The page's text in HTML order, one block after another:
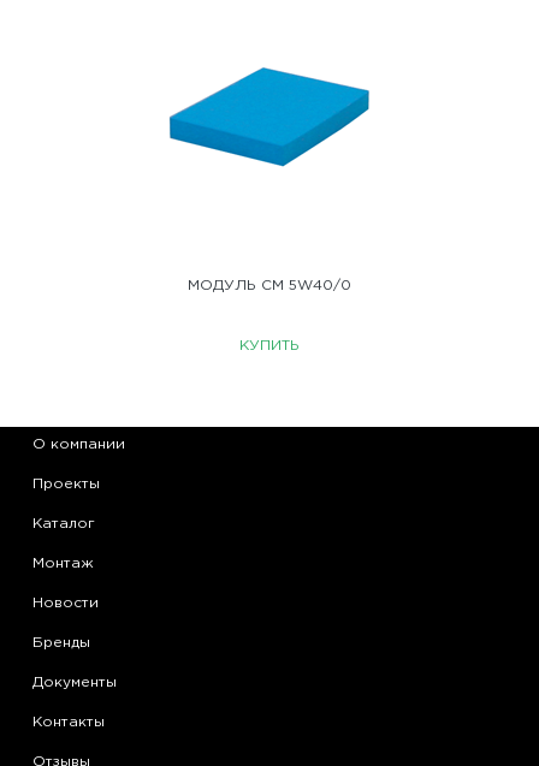
МОДУЛЬ CM 5W40/0
КУПИТЬ
О компании
Проекты
Каталог
Монтаж
Новости
Бренды
Документы
Контакты
Отзывы